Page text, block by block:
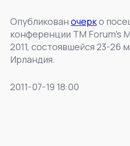
Опубликован очерко
конференции TM Forum’s
2011, состоявшейся 23-26
Ирландия.
2011-07-19 18:00